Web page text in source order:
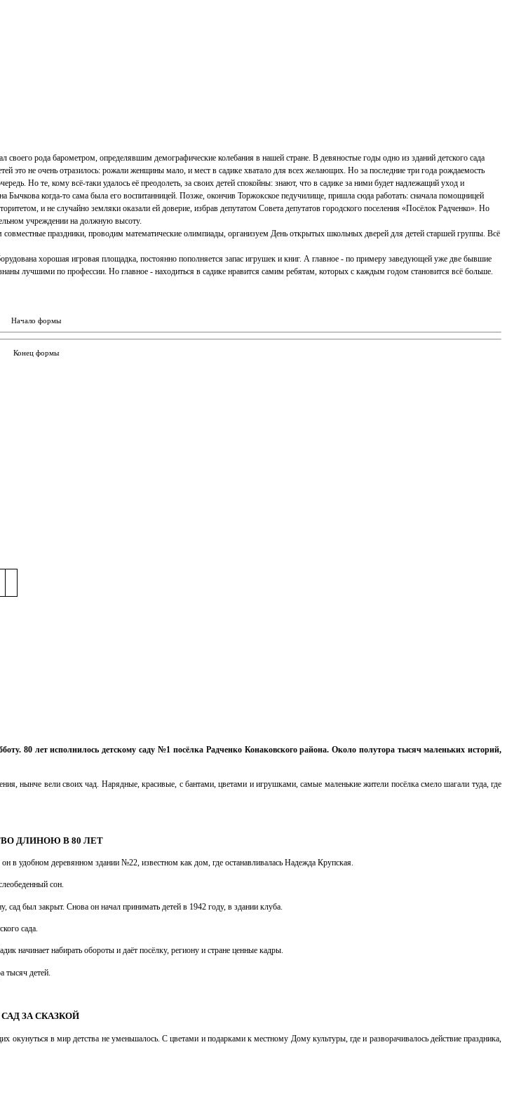
рода барометром, определявшим демографические колебания в нашей стране. В девяностые годы одно из зданий детского сада
это не очень отразилось: рожали женщины мало, и мест в садике хватало для всех желающих. Но за последние три года рождаемость
Но те, кому всё-таки удалось её преодолеть, за своих детей спокойны: знают, что в садике за ними будет надлежащий уход и
когда-то сама была его воспитанницей. Позже, окончив Торжокское педучилище, пришла сюда работать: сначала помощницей
и не случайно земляки оказали ей доверие, избрав депутатом Совета депутатов городского поселения «Посёлок Радченко». Но
учреждении на должную высоту.
праздники, проводим математические олимпиады, организуем День открытых школьных дверей для детей старшей группы. Всё
хорошая игровая площадка, постоянно пополняется запас игрушек и книг. А главное - по примеру заведующей уже две бывшие
лучшими по профессии. Но главное - находиться в садике нравится самим ребятам, которых с каждым годом становится всё больше.
Начало формы
Конец формы
80 лет исполнилось детскому саду №1 посёлка Радченко Конаковского района. Около полутора тысяч маленьких историй,
нынче вели своих чад. Нарядные, красивые, с бантами, цветами и игрушками, самые маленькие жители посёлка смело шагали туда, где
ДЛИНОЮ В 80 ЛЕТ
в удобном деревянном здании №22, известном как дом, где останавливалась Надежда Крупская.
сон.
был закрыт. Снова он начал принимать детей в 1942 году, в здании клуба.
сада.
начинает набирать обороты и даёт посёлку, региону и стране ценные кадры.
тысяч детей.
САД ЗА СКАЗКОЙ
в мир детства не уменьшалось. С цветами и подарками к местному Дому культуры, где и разворачивалось действие праздника,